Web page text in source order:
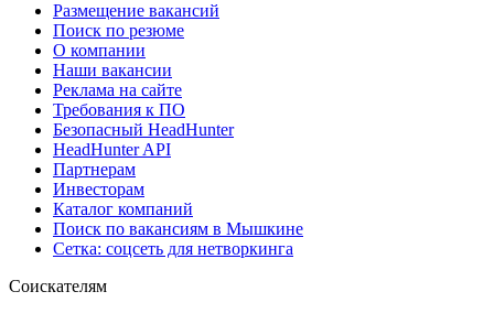
Размещение вакансий
Поиск по резюме
О компании
Наши вакансии
Реклама на сайте
Требования к ПО
Безопасный HeadHunter
HeadHunter API
Партнерам
Инвесторам
Каталог компаний
Поиск по вакансиям в Мышкине
Сетка: соцсеть для нетворкинга
Соискателям